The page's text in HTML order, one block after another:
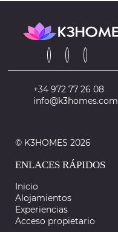
+34 972 77 26 08
info@k3homes.com
© K3HOMES 2026
ENLACES RÁPIDOS
Inicio
Alojamientos
Experiencias
Acceso propietario